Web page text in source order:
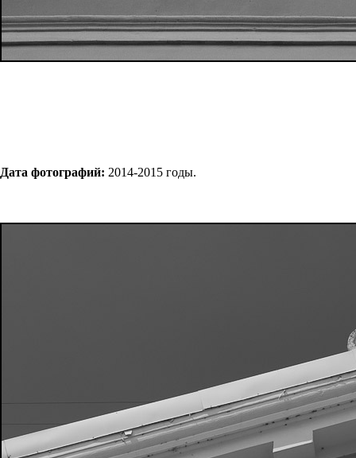
Дата фотографий: 2014-2015 годы.